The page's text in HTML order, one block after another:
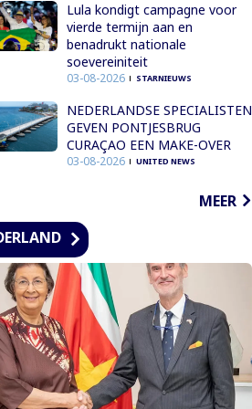
Lula kondigt campagne voor
vierde termijn aan en
benadrukt nationale
soevereiniteit
03-08-2026 STARNIEUWS
NEDERLANDSE SPECIALISTEN
GEVEN PONTJESBRUG
CURAÇAO EEN MAKE-OVER
03-08-2026 UNITED NEWS
MEER